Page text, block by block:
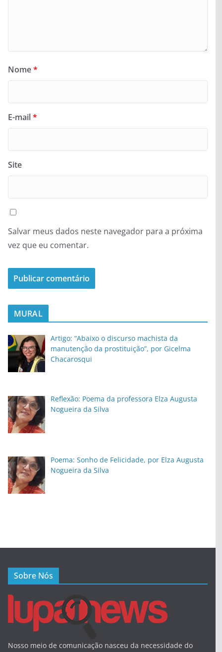
Nome*
E-mail*
Site
Salvar meus dados neste navegador para a próxima
vez que eu comentar.
MURAL
Artigo: “Abaixo o discurso machista da
manutenção da prostituição”, por Gicelma
Chacarosqui
Reflexão: Poema da professora Elza Augusta
Nogueira da Silva
Poema: Sonho de Felicidade, por Elza Augusta
Nogueira da Silva
Sobre Nós
Nosso meio de comunicação nasceu da necessidade do